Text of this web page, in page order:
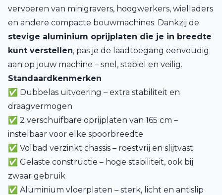
vervoeren van minigravers, hoogwerkers, wielladers
en andere compacte bouwmachines. Dankzij de
stevige aluminium oprijplaten die je in breedte
kunt verstellen, pas je de laadtoegang eenvoudig
aan op jouw machine – snel, stabiel en veilig.
Standaardkenmerken
✅ Dubbelas uitvoering – extra stabiliteit en
draagvermogen
✅ 2 verschuifbare oprijplaten van 165 cm –
instelbaar voor elke spoorbreedte
✅ Volbad verzinkt chassis – roestvrij en slijtvast
✅ Gelaste constructie – hoge stabiliteit, ook bij
zwaar gebruik
✅ Aluminium vloerplaten – sterk, licht en antislip